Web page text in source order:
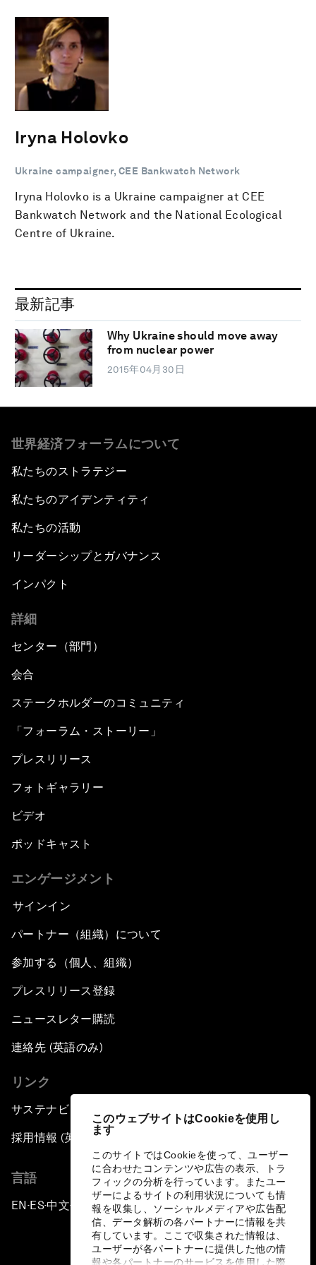
このウェブサイトはCookieを使用し
ます
このサイトではCookieを使って、ユーザー
に合わせたコンテンツや広告の表示、トラ
フィックの分析を行っています。またユー
ザーによるサイトの利用状況についても情
報を収集し、ソーシャルメディアや広告配
信、データ解析の各パートナーに情報を共
有しています。ここで収集された情報は、
ユーザーが各パートナーに提供した他の情
報や各パートナーのサービスを使用した際
Iryna Holovko
Ukraine campaigner, CEE Bankwatch Network
Iryna Holovko is a Ukraine campaigner at CEE
Bankwatch Network and the National Ecological
Centre of Ukraine.
最新記事
Why Ukraine should move away
from nuclear power
2015年04月30日
世界経済フォーラムについて
私たちのストラテジー
私たちのアイデンティティ
私たちの活動
リーダーシップとガバナンス
インパクト
詳細
センター（部門）
会合
ステークホルダーのコミュニティ
「フォーラム・ストーリー」
プレスリリース
フォトギャラリー
ビデオ
ポッドキャスト
エンゲージメント
サインイン
パートナー（組織）について
参加する（個人、組織）
プレスリリース登録
ニュースレター購読
連絡先 (英語のみ)
リンク
サステナビリティへの取り組み
採用情報 (英語のみ)
言語
EN ▪ES▪中文▪ 日本語